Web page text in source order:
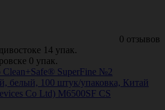
0 отзывов
14 упак.
0 упак.
SuperFine №2
белый, 100 штук/упаковка, Китай
Cо Ltd) M6500SF CS